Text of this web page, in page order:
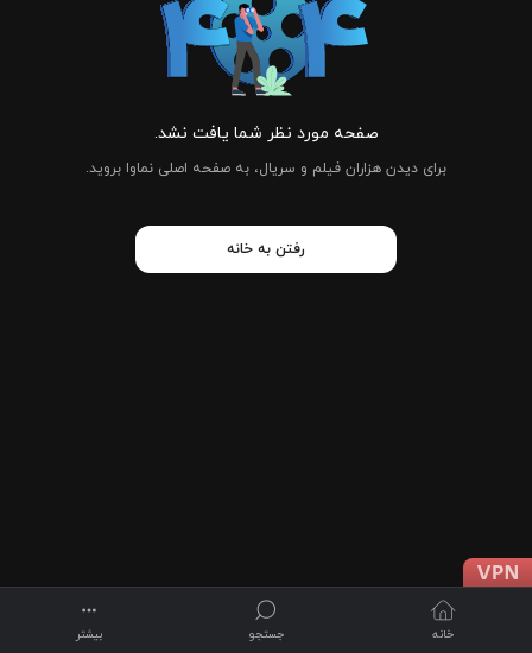
صفحه مورد نظر شما یافت نشد.
برای دیدن هزاران فیلم و سریال، به صفحه اصلی نماوا بروید.
رفتن به خانه
خانه جستجو بیشتر